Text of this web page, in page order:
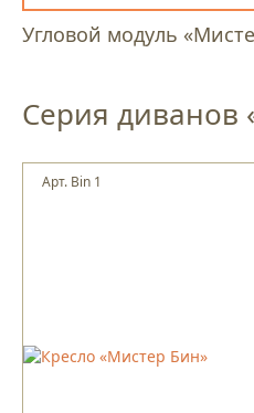
Угловой модуль
Серия диванов
Арт. Bin 1